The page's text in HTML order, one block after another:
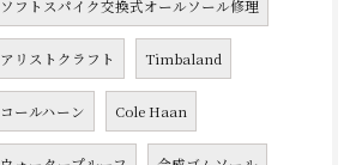
ソフトスパイク交換式オールソール修理
アリストクラフト Timbaland
コールハーン Cole Haan